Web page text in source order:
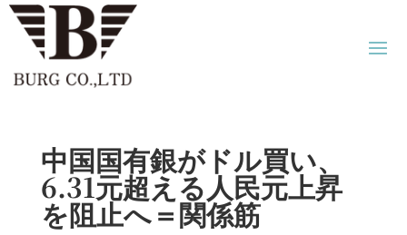
中国国有銀がドル買い、
6.31元超える人民元上昇
を阻止へ＝関係筋